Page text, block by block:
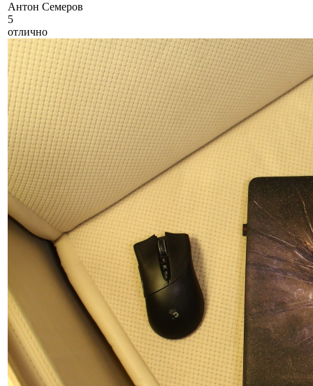
Антон Семеров
5
отлично